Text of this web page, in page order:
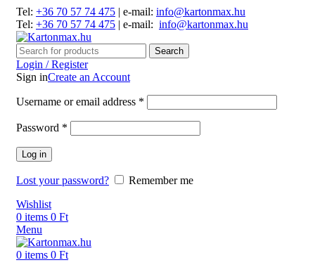
Tel: +36 70 57 74 475 | e-mail: info@kartonmax.hu
Tel: +36 70 57 74 475 | e-mail: info@kartonmax.hu
Search
Login / Register
Sign inCreate an Account
Username or email address *
Password *
Log in
Lost your password?
Remember me
Wishlist
0 items 0 Ft
Menu
0 items 0 Ft